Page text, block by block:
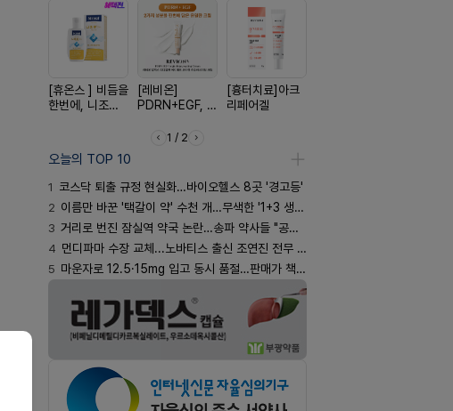
60g
[휴온스 ] 비듬을
한번에, 니조랄
[레비온]
PDRN+EGF, 레
EGF 크림
[흉터치료]아크
리페어겔
1 / 2
오늘의 TOP 10
1 코스닥 퇴출 규정 현실화…바이오헬스 8곳 '경고등'
2 이름만 바꾼 '택갈이 약' 수천 개…무색한 '1+3 생동'
3 거리로 번진 잠실역 약국 논란…송파 약사들 "공공성 훼손"
4 먼디파마 수장 교체...노바티스 출신 조연진 전무 내정
5 마운자로 12.5·15mg 입고 동시 품절…판매가 책정 고심